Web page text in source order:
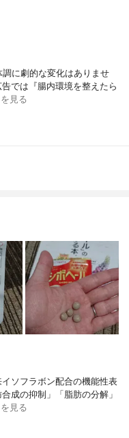
に劇的な変化はありませ
では『腸内環境を整えたら
見る
ソフラボン配合の機能性表
成の抑制」「脂肪の分解」
見る